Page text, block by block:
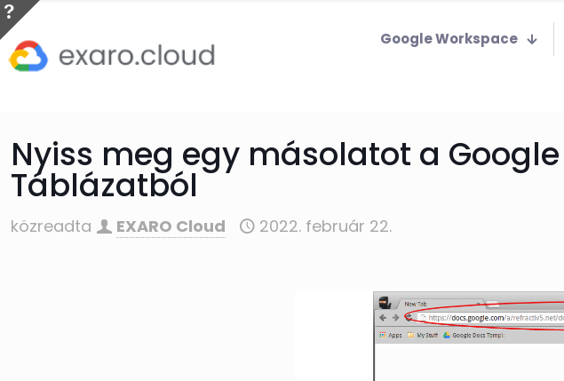
Google Workspace
Nyiss meg egy másolatot a
Táblázatból
közreadta EXARO Cloud 2022. február 22.